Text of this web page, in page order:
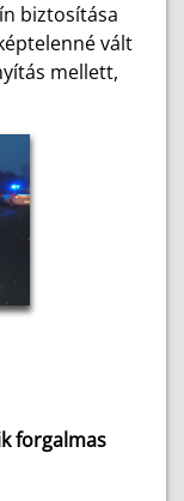
biztosítása
vált
mellett,
forgalmas